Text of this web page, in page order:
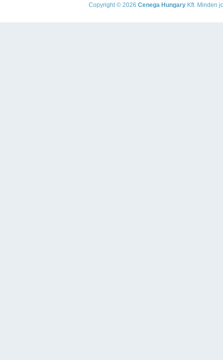
Copyright © 2026 Cenega Hungary Kft. Minden